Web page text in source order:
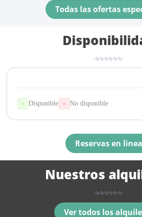
Todas las ofertas
- Disponible - No disponible
Reservas en linea
Nuestros
Ver todos los